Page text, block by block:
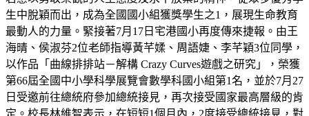
生中脫穎而出，成為全國國小組獲獎學生之1，展現生命教育
最動人的力量。緊接著7月17日宅港國小再度傳來捷報。由王
海晴、侯淑芬2位老師指導黃芊媃、周語婕、李芊穎3位同學，
以作品「曲線排排站－解構 Crazy Curves遊戲之研究」，榮獲
第66屆全國中小學科學展覽會數學科國小組第1名，並於7月27
日受邀前往總統府參加總統接見，再次接受國家最高層級的肯
定。校長林維智表示，在短短1個月內，2度接受總統接見，對